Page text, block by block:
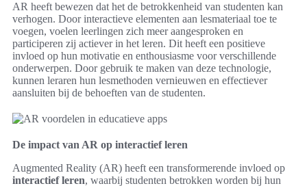
AR heeft bewezen dat het de betrokkenheid van studenten kan
verhogen. Door interactieve elementen aan lesmateriaal toe te
voegen, voelen leerlingen zich meer aangesproken en
participeren zij actiever in het leren. Dit heeft een positieve
invloed op hun motivatie en enthousiasme voor verschillende
onderwerpen. Door gebruik te maken van deze technologie,
kunnen leraren hun lesmethoden vernieuwen en effectiever
aansluiten bij de behoeften van de studenten.
De impact van AR op interactief leren
Augmented Reality (AR) heeft een transformerende invloed op
interactief leren, waarbij studenten betrokken worden bij hun